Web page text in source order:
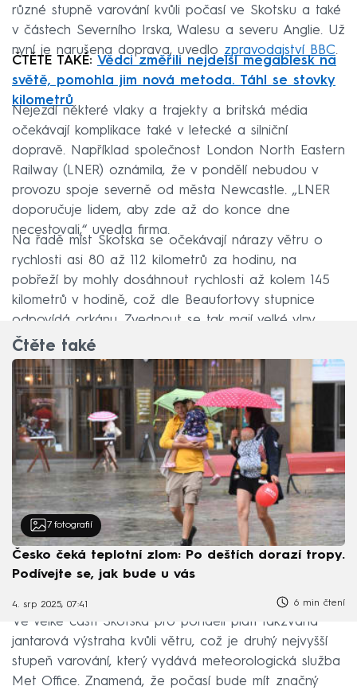
různé stupně varování kvůli počasí ve Skotsku a také
v částech Severního Irska, Walesu a severu Anglie. Už
nyní je narušena doprava, uvedlo zpravodajství BBC.
ČTĚTE TAKÉ: Vědci změřili nejdelší megablesk na
světě, pomohla jim nová metoda. Táhl se stovky
kilometrů
Nejezdí některé vlaky a trajekty a britská média
očekávají komplikace také v letecké a silniční
dopravě. Například společnost London North Eastern
Railway (LNER) oznámila, že v pondělí nebudou v
provozu spoje severně od města Newcastle. „LNER
doporučuje lidem, aby zde až do konce dne
necestovali,“ uvedla firma.
Na řadě míst Skotska se očekávají nárazy větru o
rychlosti asi 80 až 112 kilometrů za hodinu, na
pobřeží by mohly dosáhnout rychlosti až kolem 145
kilometrů v hodině, což dle Beaufortovy stupnice
odpovídá orkánu. Zvednout se tak mají velké vlny.
Čtěte také
7 fotografií
Česko čeká teplotní zlom: Po deštích dorazí tropy.
Podívejte se, jak bude u vás
4. srp 2025, 07:41 6 min čtení
Ve velké části Skotska pro pondělí platí takzvaná
jantarová výstraha kvůli větru, což je druhý nejvyšší
stupeň varování, který vydává meteorologická služba
Met Office. Znamená, že počasí bude mít značný